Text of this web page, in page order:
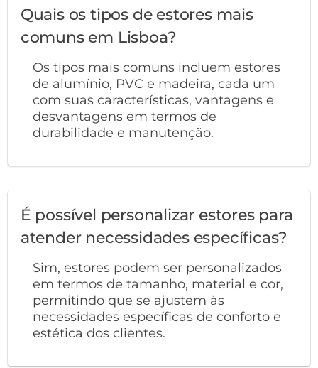
Quais os tipos de estores mais
comuns em Lisboa?
Os tipos mais comuns incluem estores
de alumínio, PVC e madeira, cada um
com suas características, vantagens e
desvantagens em termos de
durabilidade e manutenção.
É possível personalizar estores para
atender necessidades específicas?
Sim, estores podem ser personalizados
em termos de tamanho, material e cor,
permitindo que se ajustem às
necessidades específicas de conforto e
estética dos clientes.